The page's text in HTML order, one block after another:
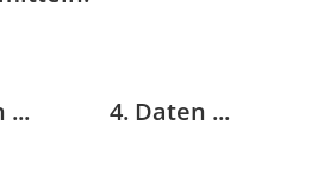
... 4. Daten ...